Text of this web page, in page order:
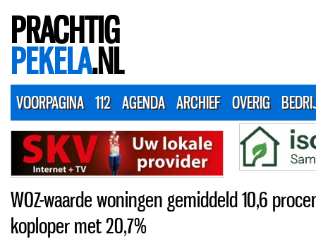
PRACHTIG
PEKELA.NL
VOORPAGINA 112 AGENDA ARCHIEF OVERIG
WOZ-waarde woningen gemiddeld 10,6
koploper met 20,7%